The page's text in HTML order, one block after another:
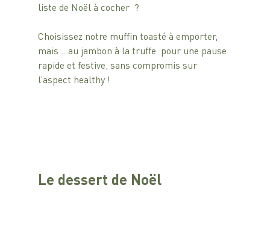
liste de Noël à cocher  ?
Choisissez notre muffin toasté à emporter,
mais …au jambon à la truffe  pour une pause
rapide et festive, sans compromis sur
l’aspect healthy !
Le dessert de Noël